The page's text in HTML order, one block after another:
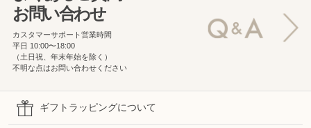
お問い合わせ
カスタマーサポート営業時間
平日 10:00〜18:00
（土日祝、年末年始を除く）
不明な点はお問い合わせください
ギフトラッピングについて